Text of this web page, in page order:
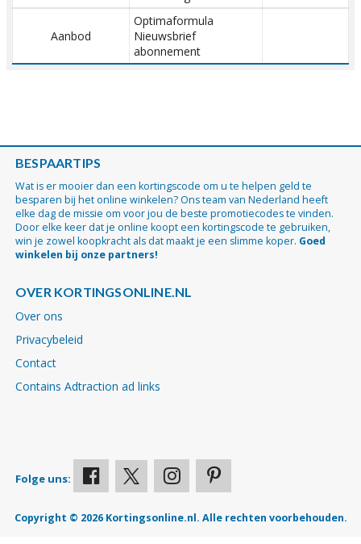
Aanbod
Optimaformula
Nieuwsbrief
abonnement
BESPAARTIPS
Wat is er mooier dan een kortingscode om u te helpen geld te
besparen bij het online winkelen? Ons team van Nederland heeft
elke dag de missie om voor jou de beste promotiecodes te vinden.
Door elke keer dat je online koopt een kortingscode te gebruiken,
win je zowel koopkracht als dat maakt je een slimme koper. Goed
winkelen bij onze partners!
OVER KORTINGSONLINE.NL
Over ons
Privacybeleid
Contact
Contains Adtraction ad links
Folge uns:
Copyright © 2026 Kortingsonline.nl. Alle rechten voorbehouden.